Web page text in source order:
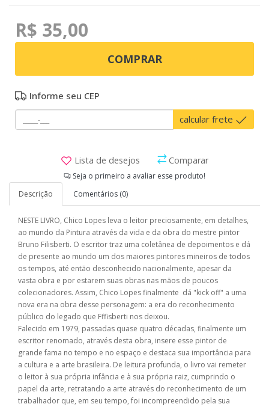
R$ 35,00
COMPRAR
Informe seu CEP
calcular frete
Lista de desejos Comparar
Seja o primeiro a avaliar esse produto!
Descrição
Comentários (0)
NESTE LIVRO, Chico Lopes leva o leitor preciosamente, em detalhes,
ao mundo da Pintura através da vida e da obra do mestre pintor
Bruno Filisberti. O escritor traz uma coletânea de depoimentos e dá
de presente ao mundo um dos maiores pintores mineiros de todos
os tempos, até então desconhecido nacionalmente, apesar da
vasta obra e por estarem suas obras nas mãos de poucos
colecionadores. Assim, Chico Lopes finalmente dá "kick off" a uma
nova era na obra desse personagem: a era do reconhecimento
público do legado que Fffisberti nos deixou.
Falecido em 1979, passadas quase quatro décadas, finalmente um
escritor renomado, através desta obra, insere esse pintor de
grande fama no tempo e no espaço e destaca sua importância para
a cultura e a arte brasileira. De leitura profunda, o livro vai remeter
o leitor à sua própria infância e à sua própria raiz, cumprindo o
papel da arte, retratando a arte através do reconhecimento de um
trabalhador que, em seu tempo, foi incompreendido pela sua